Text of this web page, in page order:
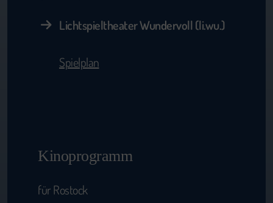
Lichtspieltheater Wundervoll (li.wu.)
Spielplan
Kinoprogramm
für Rostock